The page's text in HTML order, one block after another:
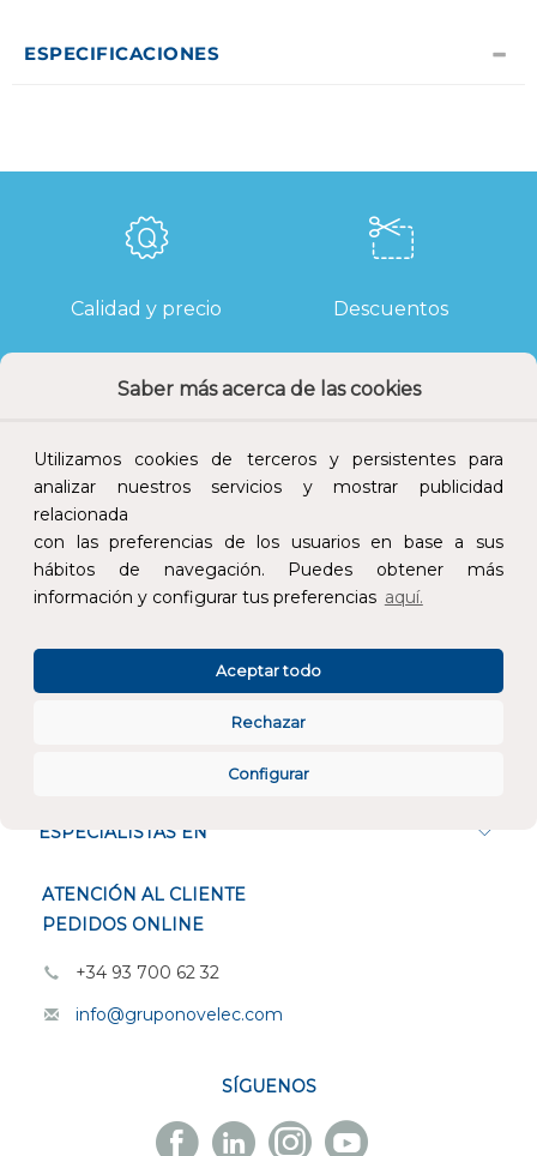
Saber más acerca de las cookies
Utilizamos cookies de terceros y persistentes para
analizar nuestros servicios y mostrar publicidad
relacionada
con las preferencias de los usuarios en base a sus
hábitos de navegación. Puedes obtener más
información y configurar tus preferencias aquí.
Configurar
Rechazar
Aceptar todo
ESPECIFICACIONES
Calidad y precio Descuentos
Devoluciones Pago seguro
Atención al cliente
ESPECIALISTAS EN
ATENCIÓN AL CLIENTE
PEDIDOS ONLINE
+34 93 700 62 32
info@gruponovelec.com
SÍGUENOS
Facebook
Linkedin
Instagram
Youtube